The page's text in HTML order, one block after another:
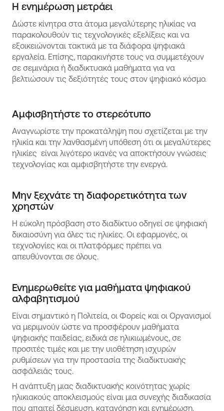
Η ενημέρωση μετράει
Δώστε κίνητρα στα άτομα μεγαλύτερης ηλικίας να
παρακολουθούν τις τεχνολογικές εξελίξεις και να
εξοικειώνονται τακτικά με τα διάφορα ψηφιακά
εργαλεία. Επίσης, παρακινήστε τους να συμμετέχουν
σε σεμινάρια ή διαδικτυακά μαθήματα για να
βελτιώσουν τις δεξιότητές τους στον ψηφιακό κόσμο.
Αμφισβητήστε το στερεότυπο
Αναγνωρίστε την προκατάληψη που σχετίζεται με την
ηλικία και την λανθασμένη υπόθεση ότι οι μεγαλύτερες
ηλικίες είναι λιγότερο ικανές να αποκτήσουν γνώσεις
τεχνολογίας και αμφισβητήστε την ενεργά.
Μην ξεχνάτε τη διαφορετικότητα των
χρηστών
Η εύκολη πρόσβαση στο διαδίκτυο οδηγεί σε ψηφιακή
δικαιοσύνη για όλες τις ηλικίες. Οι εφαρμογές, οι
τεχνολογίες και οι πλατφόρμες πρέπει να
απευθύνονται σε όλους.
Ενημερωθείτε για μαθήματα ψηφιακού
αλφαβητισμού
Είναι σημαντικό η Πολιτεία, οι Φορείς και οι Οργανισμοί
να μεριμνούν ώστε να προσφέρουν μαθήματα
ψηφιακής παιδείας, ειδικά σε ηλικιωμένους, σε
προσιτές τιμές και με την υιοθέτηση ισχυρών
ρυθμίσεων για την προστασία της διαδικτυακής
ασφάλειάς τους.
Η ανάπτυξη μιας διαδικτυακής κοινότητας χωρίς
ηλικιακούς αποκλεισμούς είναι μια συνεχής διαδικασία
που απαιτεί δέσμευση, κατανόηση και ενημέρωση.